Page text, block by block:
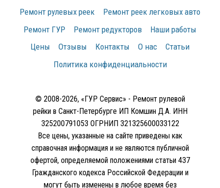
Ремонт рулевых реек
Ремонт реек легковых авто
Ремонт ГУР
Ремонт редукторов
Наши работы
Цены
Отзывы Контакты О нас
Статьи
Политика конфиденциальности
© 2008-2026, «ГУР Сервис» - Ремонт рулевой
рейки в Санкт-Петербурге ИП Комшин Д.А. ИНН
325200791053 ОГРНИП 321325600033122
Все цены, указанные на сайте приведены как
справочная информация и не являются публичной
офертой, определяемой положениями статьи 437
Гражданского кодекса Российской Федерации и
могут быть изменены в любое время без